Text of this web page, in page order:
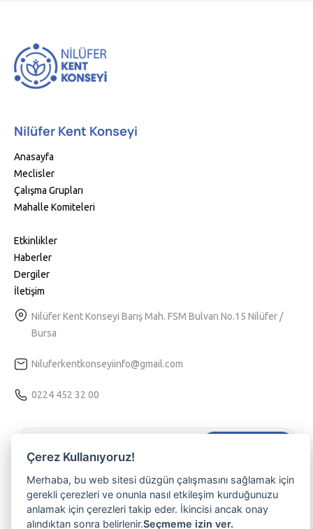
Nilüfer Kent Konseyi
Anasayfa
Meclisler
Çalışma Grupları
Mahalle Komiteleri
Etkinlikler
Haberler
Dergiler
İletişim
Nilüfer Kent Konseyi Barış Mah. FSM Bulvarı No.15 Nilüfer /
Bursa
Niluferkentkonseyiinfo@gmail.com
0224 452 32 00
Tarafıma kişiselleştirilmiş bir hizmet sunulabilmesi için
Kvkk
aydınlatma metnini kabul ediyorum.
Nilüferli olmanın ayrıcalığını yaşamak, etkinliklerimizden haberdar
Çerez Kullanıyoruz!
Merhaba, bu web sitesi düzgün çalışmasını sağlamak için
gerekli çerezleri ve onunla nasıl etkileşim kurduğunuzu
anlamak için çerezleri takip eder. İkincisi ancak onay
alındıktan sonra belirlenir.Seçmeme izin ver.